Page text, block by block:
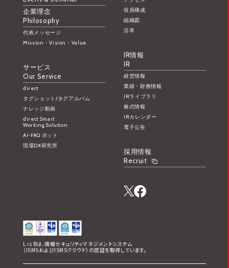
企業理念
Philosophy
代表メッセージ
Mission・Vision・Value
サービス
Our Service
direct
タグショット/タグアルバム
ナレッジ動画
direct Smart
Working Solution
AI-FAQ ボット
現場DX研究所
役員構成
組織図
沿革
IR情報
IR
経営情報
業績・財務情報
IRライブラリ
株式情報
IRカレンダー
電子公告
採用情報
Recruit
L is Bは、情報セキュリティマネジメントシステム
（ISMSおよびISMSクラウド）の認証を取得しています。